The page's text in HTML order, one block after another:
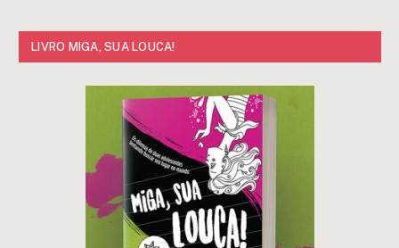
LIVRO MIGA, SUA LOUCA!